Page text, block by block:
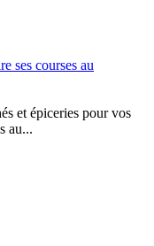
ses courses au
et épiceries pour vos
au...